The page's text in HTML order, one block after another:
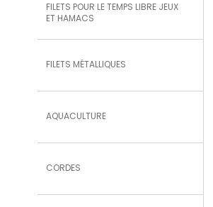
FILETS POUR LE TEMPS LIBRE JEUX
ET HAMACS
FILETS MÉTALLIQUES
AQUACULTURE
CORDES